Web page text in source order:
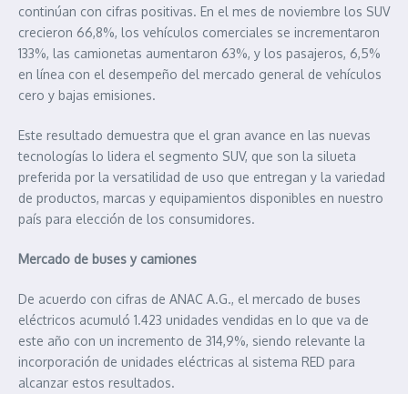
continúan con cifras positivas. En el mes de noviembre los SUV
crecieron 66,8%, los vehículos comerciales se incrementaron
133%, las camionetas aumentaron 63%, y los pasajeros, 6,5%
en línea con el desempeño del mercado general de vehículos
cero y bajas emisiones.
Este resultado demuestra que el gran avance en las nuevas
tecnologías lo lidera el segmento SUV, que son la silueta
preferida por la versatilidad de uso que entregan y la variedad
de productos, marcas y equipamientos disponibles en nuestro
país para elección de los consumidores.
Mercado de buses y camiones
De acuerdo con cifras de ANAC A.G., el mercado de buses
eléctricos acumuló 1.423 unidades vendidas en lo que va de
este año con un incremento de 314,9%, siendo relevante la
incorporación de unidades eléctricas al sistema RED para
alcanzar estos resultados.